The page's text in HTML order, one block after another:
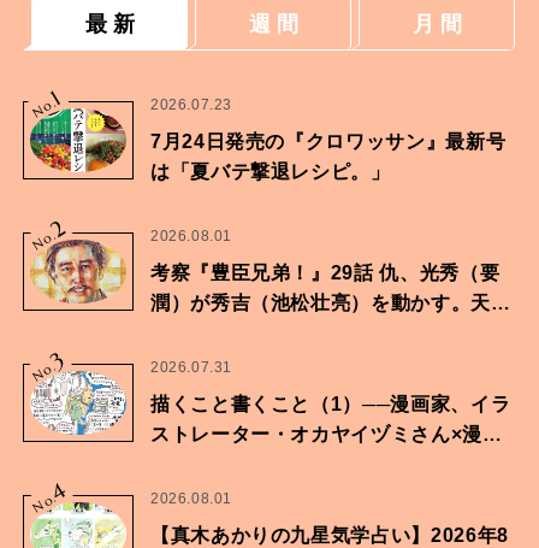
最 新 週 間 月 間
No.
1 2026.07.23
7月24日発売の『クロワッサン』最新号
は「夏バテ撃退レシピ。」
No.2 2026.08.01
考察『豊臣兄弟！』29話 仇、光秀（要
潤）が秀吉（池松壮亮）を動かす。天下
No.3 2026.07.31
描くこと書くこと（1）──漫画家、イラ
ストレーター・オカヤイヅミさん×漫画
No.4 2026.08.01
【真木あかりの九星気学占い】2026年8